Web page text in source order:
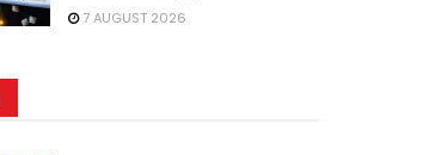
7 AUGUST 2026